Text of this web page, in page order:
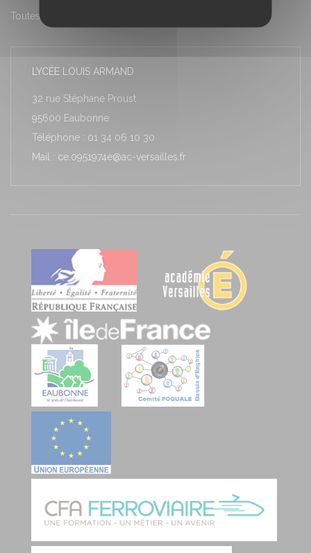
Toutes les actualités
LYCÉE LOUIS ARMAND
32 rue Stéphane Proust
95600 Eaubonne
Téléphone : 01 34 06 10 30
Mail : ce.0951974e@ac-versailles.fr